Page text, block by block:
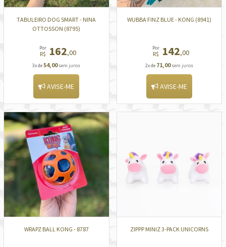
TABULEIRO DOG SMART - NINA
OTTOSSON (8795)
Por
R$ 162,00
3x de54,00sem juros
AVISE-ME
WUBBA FINZ BLUE - KONG (8941)
Por
R$ 142,00
2x de 71,00sem juros
AVISE-ME
WRAPZ BALL KONG - 8787 ZIPPP MINIZ 3-PACK UNICORNS